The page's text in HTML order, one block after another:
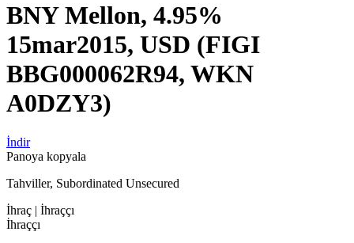
BNY Mellon, 4.95%
15mar2015, USD (FIGI
BBG000062R94, WKN
A0DZY3)
İndir
Panoya kopyala
Tahviller, Subordinated Unsecured
İhraç | İhraççı
İhraççı